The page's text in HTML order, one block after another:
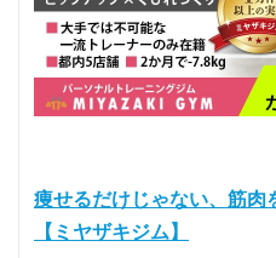
痩せるだけじゃない、筋肉
【ミヤザキジム】